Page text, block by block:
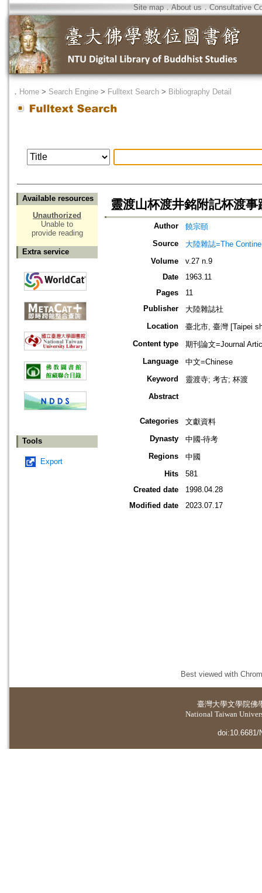
Site map．About us ． Consultative
． Home > Search Engine > Fulltext Search > Bibliography Detail
Available resources
Unauthorized
Unable to
provide reading
Extra service
Tools
Export
靈渡山杯渡井銘附記杯渡
Author
饒宗頤
Source
大陸雜誌=The
Volume
v.27 n.9
Date
1963.11
Pages
11
Publisher
大陸雜誌社
Location
臺北市, 臺灣 [Taipei
Content type
期刊論文=Journal
Language
中文=Chinese
Keyword
靈渡寺; 考古; 杯渡
Abstract
Categories
文獻資料
Dynasty
中國-待考
Regions
中國
Hits
581
Created date
1998.04.28
Modified date
2023.07.17
Best viewed with
臺灣大學文學院佛
National Taiwan
doi:10.6681/